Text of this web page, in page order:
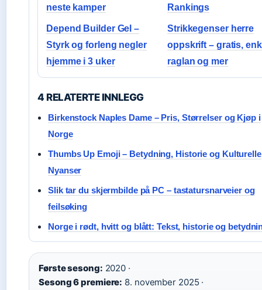
neste kamper
Rankings
Depend Builder Gel –
Styrk og forleng negler
hjemme i 3 uker
Strikkegenser herre
oppskrift – gratis,
raglan og mer
4 RELATERTE INNLEGG
Birkenstock Naples Dame – Pris, Størrelser og Kjøp i
Norge
Thumbs Up Emoji – Betydning, Historie og Kulturelle
Nyanser
Slik tar du skjermbilde på PC – tastatursnarveier og
feilsøking
Norge i rødt, hvitt og blått: Tekst, historie og
Første sesong: 2020 ·
Sesong 6 premiere: 8. november 2025 ·